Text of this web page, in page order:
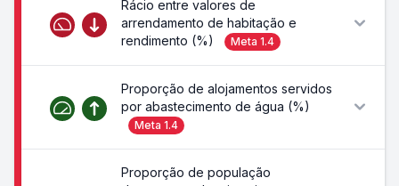
Rácio entre valores de
arrendamento de habitação e
rendimento (%)
Meta 1.4
Proporção de alojamentos servidos
por abastecimento de água (%)
Meta 1.4
Proporção de população